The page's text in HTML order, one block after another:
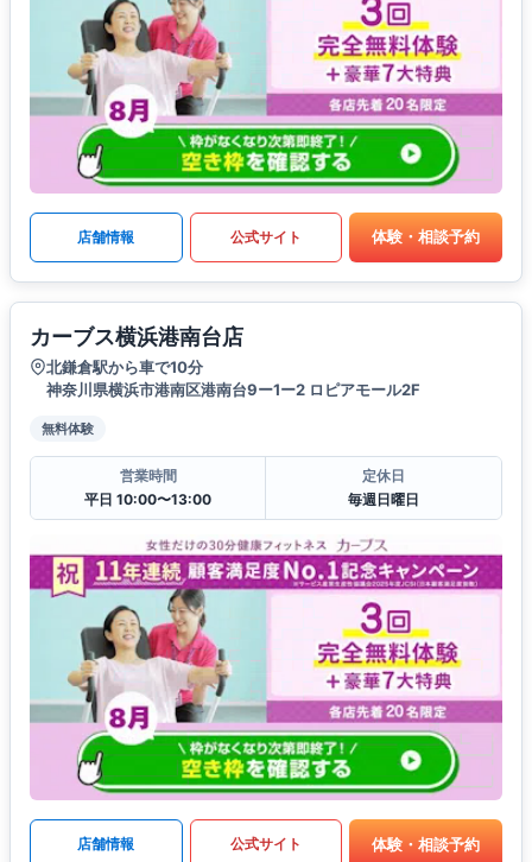
店舗情報 公式サイト 体験・相談予約
カーブス横浜港南台店
北鎌倉駅から車で10分
神奈川県横浜市港南区港南台9ー1ー2 ロピアモール2F
無料体験
営業時間
平日 10:00〜13:00
定休日
毎週日曜日
店舗情報 公式サイト 体験・相談予約